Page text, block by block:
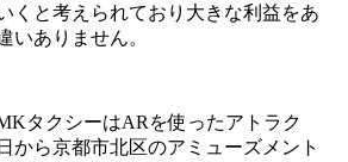
くと考えられており大きな利益をあ
いありません。
タクシーはARを使ったアトラク
から京都市北区のアミューズメント